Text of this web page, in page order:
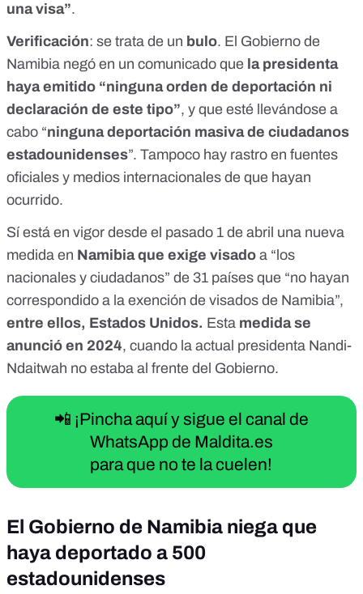
una visa”.
Verificación: se trata de un bulo. El Gobierno de
Namibia negó en un comunicado que la presidenta
haya emitido “ninguna orden de deportación ni
declaración de este tipo”, y que esté llevándose a
cabo “ninguna deportación masiva de ciudadanos
estadounidenses”. Tampoco hay rastro en fuentes
oficiales y medios internacionales de que hayan
ocurrido.
Sí está en vigor desde el pasado 1 de abril una nueva
medida en Namibia que exige visado a “los
nacionales y ciudadanos” de 31 países que “no hayan
correspondido a la exención de visados ​​de Namibia”,
entre ellos, Estados Unidos. Esta medida se
anunció en 2024, cuando la actual presidenta Nandi-
Ndaitwah no estaba al frente del Gobierno.
📲 ¡Pincha aquí y sigue el canal de
WhatsApp de Maldita.es
para que no te la cuelen!
El Gobierno de Namibia niega que
haya deportado a 500
estadounidenses